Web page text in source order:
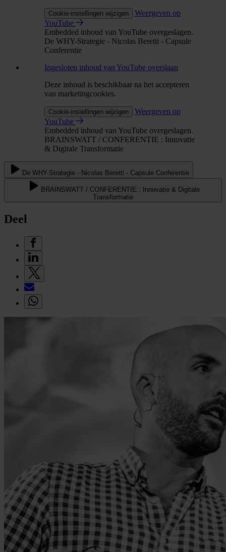
Cookie-instellingen wijzigen
Weergeven op
YouTube
Embedded inhoud van YouTube overgeslagen.
De WHY-Strategie - Nicolas Beretti - Capsule
Conferentie
Ingesloten inhoud van YouTube overslaan
Deze inhoud is beschikbaar na het accepteren
van marketingcookies.
Cookie-instellingen wijzigen
Weergeven op
YouTube
Embedded inhoud van YouTube overgeslagen.
BRAINSWATT / CONFERENTIE : Innovatie
& Digitale Transformatie
De WHY-Strategie - Nicolas Beretti - Capsule Conferentie
BRAINSWATT / CONFERENTIE : Innovatie & Digitale
Transformatie
Deel